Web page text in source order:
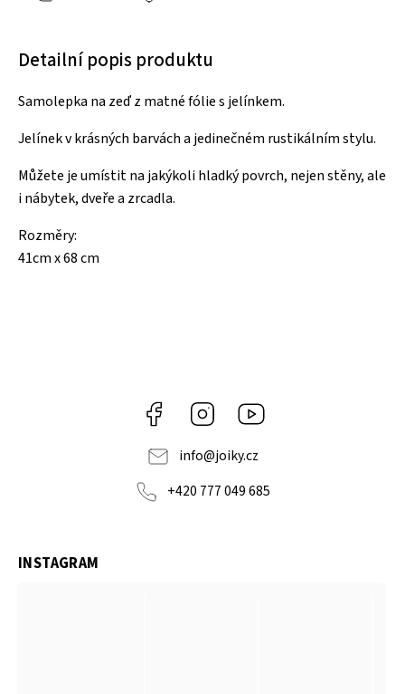
Detailní popis produktu
Samolepka na zeď z matné fólie s jelínkem.
Jelínek v krásných barvách a jedinečném rustikálním stylu.
Můžete je umístit na jakýkoli hladký povrch, nejen stěny, ale
i nábytek, dveře a zrcadla.
Rozměry:
41cm x 68 cm
Facebook Instagram
info@joiky.cz
+420 777 049 685
INSTAGRAM